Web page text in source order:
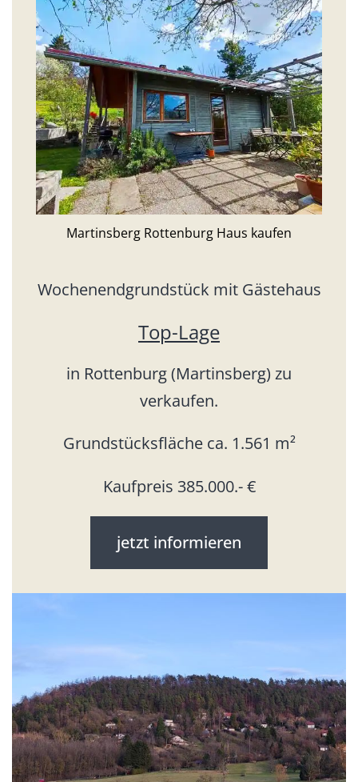
Martinsberg Rottenburg Haus kaufen
Wochenendgrundstück mit Gästehaus
Top-Lage
in Rottenburg (Martinsberg) zu
verkaufen.
Grundstücksfläche ca. 1.561 m²
Kaufpreis 385.000.- €
jetzt informieren